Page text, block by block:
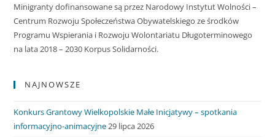
Minigranty dofinansowane są przez Narodowy Instytut Wolności –
Centrum Rozwoju Społeczeństwa Obywatelskiego ze środków
Programu Wspierania i Rozwoju Wolontariatu Długoterminowego
na lata 2018 – 2030 Korpus Solidarności.
NAJNOWSZE
Konkurs Grantowy Wielkopolskie Małe Inicjatywy – spotkania
informacyjno-animacyjne29 lipca 2026